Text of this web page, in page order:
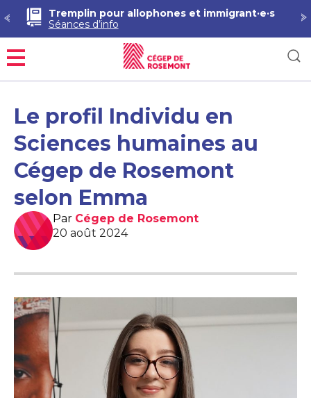
Démarche RAC en Techniques de pharmacie
Séances d’information
Menu
Le profil Individu en
Sciences humaines au
Cégep de Rosemont
selon Emma
Par Cégep de Rosemont
20 août 2024